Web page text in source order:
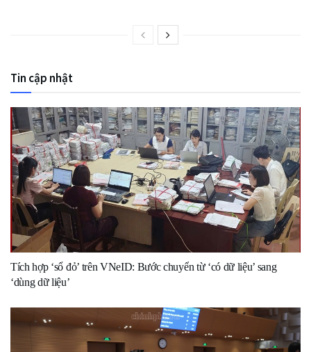
Tin cập nhật
Tích hợp ‘sổ đỏ’ trên VNeID: Bước chuyển từ ‘có dữ liệu’ sang
‘dùng dữ liệu’